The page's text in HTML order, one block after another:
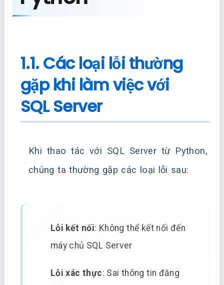
1.1. Các loại lỗi thường
gặp khi làm việc với
SQL Server
Khi thao tác với SQL Server từ Python,
chúng ta thường gặp các loại lỗi sau:
Lỗi kết nối: Không thể kết nối đến
máy chủ SQL Server
Lỗi xác thực: Sai thông tin đăng